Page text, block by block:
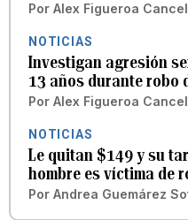
Por Alex Figueroa Cancel
NOTICIAS
Investigan agresión
13 años durante robo
Por Alex Figueroa Cancel
NOTICIAS
Le quitan $149 y su
hombre es víctima de
Por Andrea Guemárez